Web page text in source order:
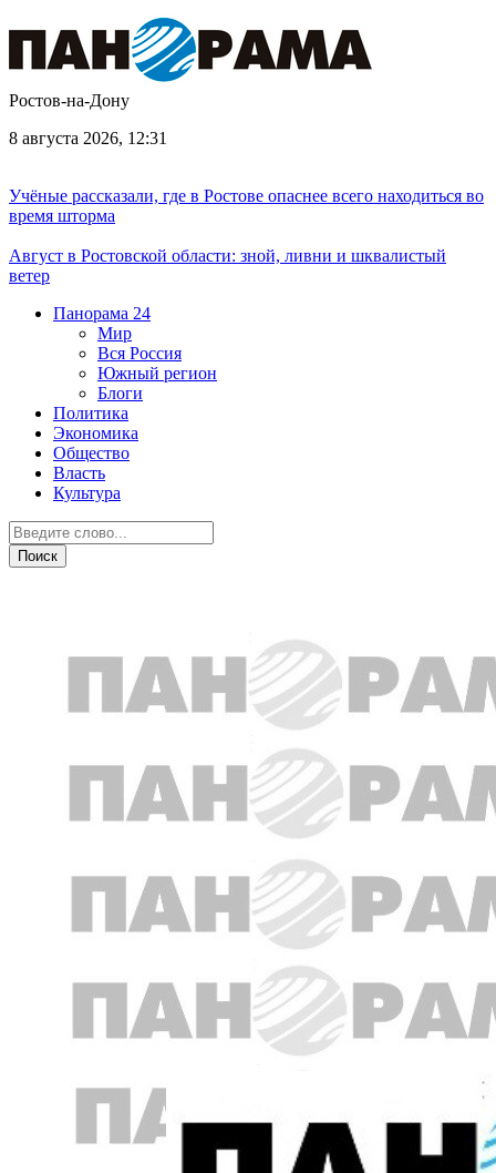
Ростов-на-Дону
8 августа 2026, 12:31
Учёные рассказали, где в Ростове опаснее всего находиться во
время шторма
Август в Ростовской области: зной, ливни и шквалистый
ветер
Панорама 24
Мир
Вся Россия
Южный регион
Блоги
Политика
Экономика
Общество
Власть
Культура